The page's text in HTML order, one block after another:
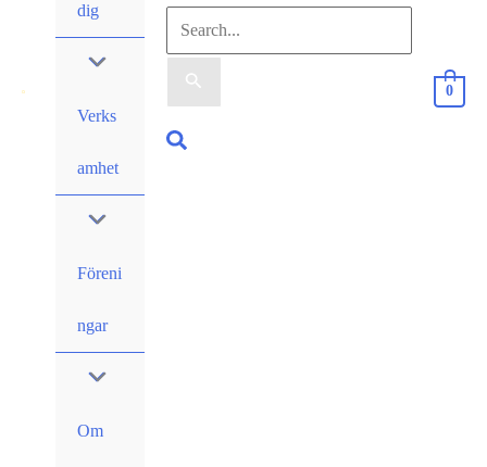
dig
Verks
amhet
Föreni
ngar
Om
Sök
efter:
Sök
0